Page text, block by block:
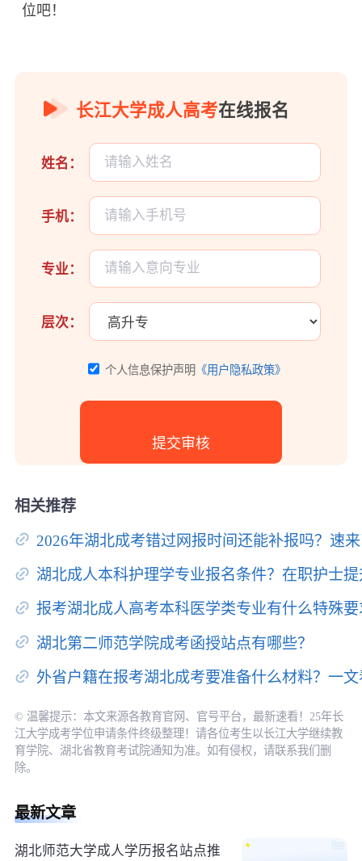
位吧！
长江大学成人高考在线报名
姓名：
手机：
专业：
层次：
个人信息保护声明 《用户隐私政策》
相关推荐
2026年湖北成考错过网报时间还能补报吗？速
湖北成人本科护理学专业报名条件？在职护士
报考湖北成人高考本科医学类专业有什么特殊
湖北第二师范学院成考函授站点有哪些？
外省户籍在报考湖北成考要准备什么材料？一
© 温馨提示：本文来源各教育官网、官号平台，最新速看！25年长
江大学成考学位申请条件终级整理！请各位考生以长江大学继续教
育学院、湖北省教育考试院通知为准。如有侵权，请联系我们删
除。
最新文章
湖北师范大学成人学历报名站点推